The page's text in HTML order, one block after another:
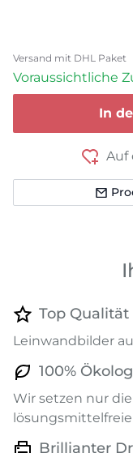
Versand mit DHL Paket
Voraussichtliche
In
Auf
Top Qualität
Leinwandbilder
100%
Wir setzen nur
Brillianter